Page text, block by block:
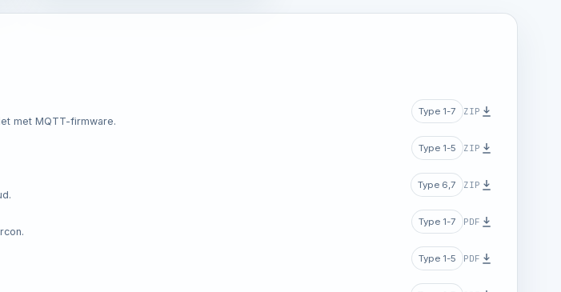
met MQTT-firmware.
Type 1-7 ZIP
Type 1-5 ZIP
Type 6,7 ZIP
Type 1-7 PDF
Type 1-5 PDF